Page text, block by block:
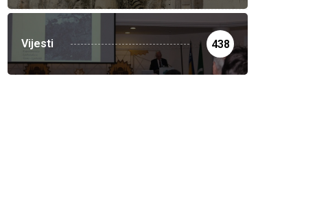
Vijesti 438